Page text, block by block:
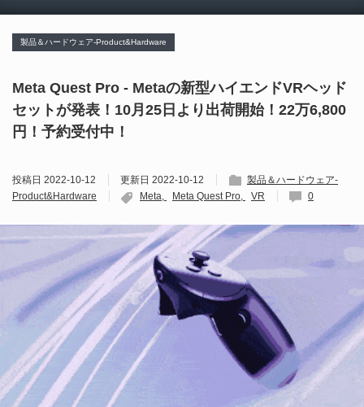
製品＆ハードウェア-Product&Hardware
Meta Quest Pro - Metaの新型ハイエンドVRヘッド
セットが発表！10月25日より出荷開始！22万6,800
円！予約受付中！
投稿日 2022-10-12 更新日 2022-10-12
製品＆ハードウェア-
Product&Hardware
Meta Meta Quest Pro VR 0